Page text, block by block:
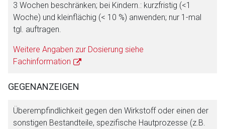
3 Wochen beschränken; bei Kindern.: kurzfristig (<1
Woche) und kleinflächig (< 10 %) anwenden; nur 1-mal
tgl. auftragen.
Weitere Angaben zur Dosierung siehe
Fachinformation
GEGENANZEIGEN
Überempfindlichkeit gegen den Wirkstoff oder einen der
sonstigen Bestandteile, spezifische Hautprozesse (z.B.